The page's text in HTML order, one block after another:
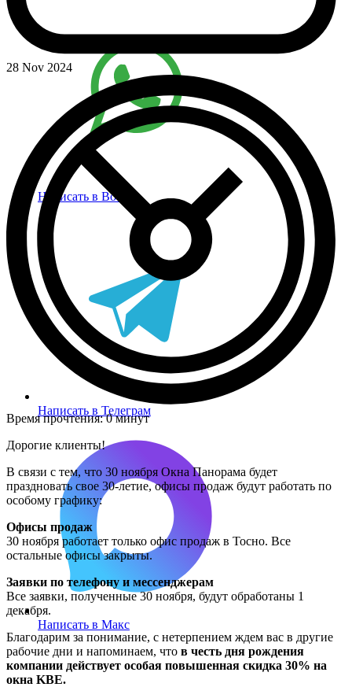
Написать в Вотсап
Написать в Телеграм
Написать в Макс
28 Nov 2024
Время прочтения:0 минут
Дорогие клиенты!
В связи с тем, что 30 ноября Окна Панорама будет
праздновать свое 30-летие, офисы продаж будут работать по
особому графику:
Офисы продаж
30 ноября работает только офис продаж в Тосно. Все
остальные офисы закрыты.
Заявки по телефону и мессенджерам
Все заявки, полученные 30 ноября, будут обработаны 1
декабря.
Благодарим за понимание, с нетерпением ждем вас в другие
рабочие дни и напоминаем, что в честь дня рождения
компании действует особая повышенная скидка 30% на
окна KBE.